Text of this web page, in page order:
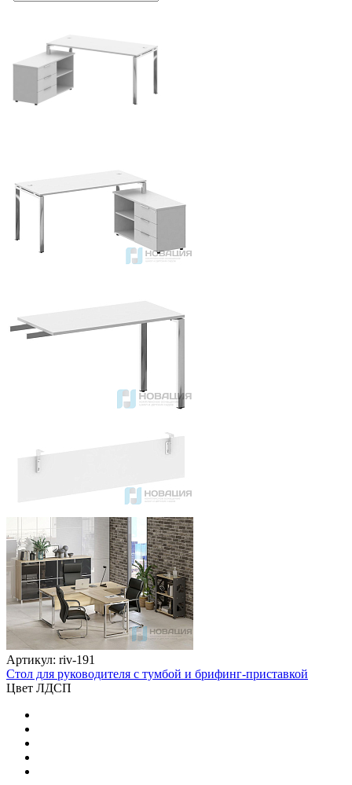
Артикул: riv-191
Стол для руководителя с тумбой и брифинг-приставкой
Цвет ЛДСП